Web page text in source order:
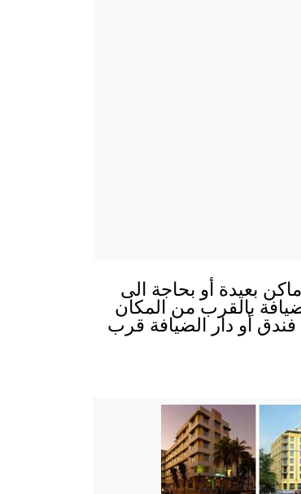
بعيدة أو بحاجة الى
بالقرب من المكان
أو دار الضيافة قرب